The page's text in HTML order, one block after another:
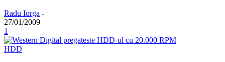
Radu Iorga -
27/01/2009
1
HDD